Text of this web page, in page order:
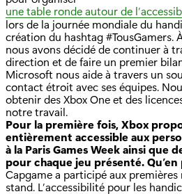
une table ronde autour de
lors de la journée mondiale du
création du hashtag #TousGamers.
nous avons décidé de continuer à
direction et de faire un premier
Microsoft nous aide à travers un
contact étroit avec ses équipes.
obtenir des Xbox One et des
notre travail.
Pour la première fois, Xbox
entièrement accessible aux
à la Paris Games Week ainsi que
pour chaque jeu présenté. Qu’en
Capgame a participé aux
stand. L’accessibilité pour les